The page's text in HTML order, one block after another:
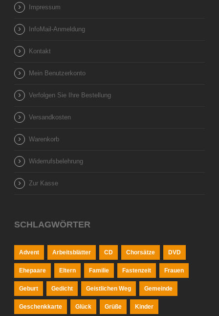
Impressum
InfoMail-Anmeldung
Kontakt
Mein Benutzerkonto
Verfolgen Sie Ihre Bestellung
Versandkosten
Warenkorb
Widerrufsbelehrung
Zur Kasse
SCHLAGWÖRTER
Advent Arbeitsblätter CD Chorsätze DVD
Ehepaare Eltern Familie Fastenzeit Frauen
Geburt Gedicht Geistlichen Weg Gemeinde
Geschenkkarte Glück Grüße Kinder